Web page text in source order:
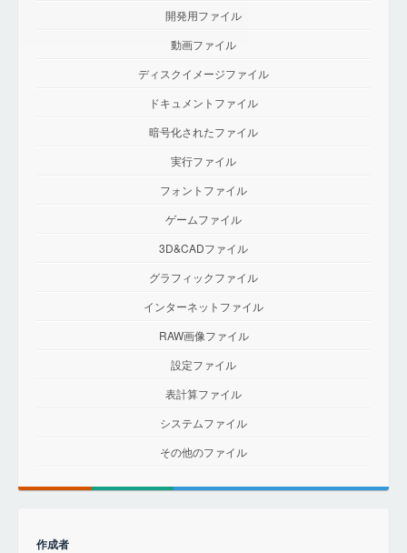
開発用ファイル
動画ファイル
ディスクイメージファイル
ドキュメントファイル
暗号化されたファイル
実行ファイル
フォントファイル
ゲームファイル
3D&CADファイル
グラフィックファイル
インターネットファイル
RAW画像ファイル
設定ファイル
表計算ファイル
システムファイル
その他のファイル
作成者